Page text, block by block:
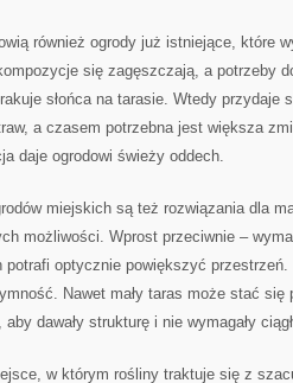
również ogrody już istniejące, które
się zagęszczają, a potrzeby
słońca na tarasie. Wtedy przydaje
a czasem potrzebna jest większa
daje ogrodowi świeży oddech.
miejskich są też rozwiązania dla
możliwości. Wprost przeciwnie –
potrafi optycznie powiększyć
Nawet mały taras może stać
dawały strukturę i nie wymagały
w którym rośliny traktuje się z